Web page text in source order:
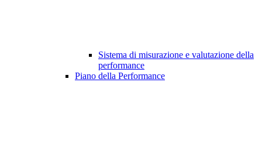
Sistema di misurazione e valutazione della
performance
Piano della Performance